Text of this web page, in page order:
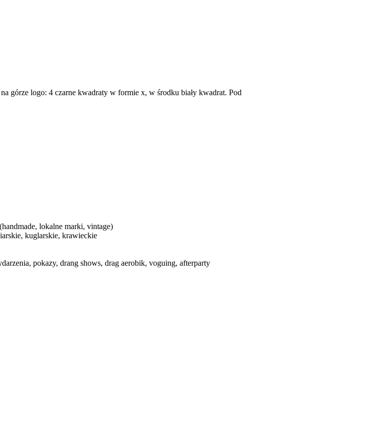
lokalne marki, vintage)
kuglarskie, krawieckie
pokazy, drang shows, drag aerobik, voguing, afterparty